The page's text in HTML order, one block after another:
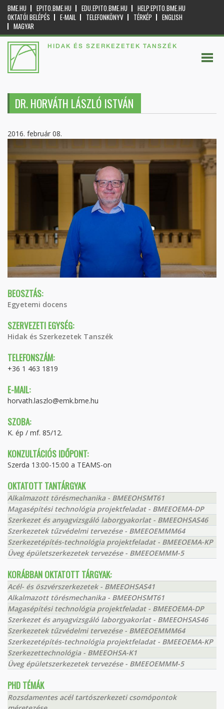
BME.HU EPITO.BME.HU EDU.EPITO.BME.HU
HELP.EPITO.BME.HU
OKTATÓI BELÉPÉS
E-MAIL TELEFONKÖNYV TÉRKÉP
ENGLISH
MAGYAR
HIDAK ÉS SZERKEZETEK TANSZÉK
DR. HORVÁTH LÁSZLÓ ISTVÁN
2016. február 08.
BEOSZTÁS:
Egyetemi docens
SZERVEZETI EGYSÉG:
Hidak és Szerkezetek Tanszék
TELEFONSZÁM:
+36 1 463 1819
E-MAIL:
horvath.laszlo@emk.bme.hu
SZOBA:
K. ép / mf. 85/12.
KONZULTÁCIÓS IDŐPONT:
Szerda 13:00-15:00 a TEAMS-on
OKTATOTT TANTÁRGYAK
Alkalmazott törésmechanika - BMEEOHSMT61
Magasépítési technológia projektfeladat - BMEEOEMA-DP
Szerkezet és anyagvizsgáló laborgyakorlat - BMEEOHSAS46
Szerkezetek tűzvédelmi tervezése - BMEEOEMMM64
Szerkezetépítés-technológia projektfeladat - BMEEOEMA-KP
Üveg épületszerkezetek tervezése - BMEEOEMMM-5
KORÁBBAN OKTATOTT TÁRGYAK:
Acél- és öszvérszerkezetek - BMEEOHSAS41
Alkalmazott törésmechanika - BMEEOHSMT61
Magasépítési technológia projektfeladat - BMEEOEMA-DP
Szerkezet és anyagvizsgáló laborgyakorlat - BMEEOHSAS46
Szerkezetek tűzvédelmi tervezése - BMEEOEMMM64
Szerkezetépítés-technológia projektfeladat - BMEEOEMA-KP
Szerkezettechnológia - BMEEOHSA-K1
Üveg épületszerkezetek tervezése - BMEEOEMMM-5
PHD TÉMÁK
Rozsdamentes acél tartószerkezeti csomópontok